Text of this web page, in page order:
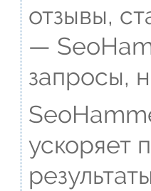
отзывы,
—
запросы,
ускоряет